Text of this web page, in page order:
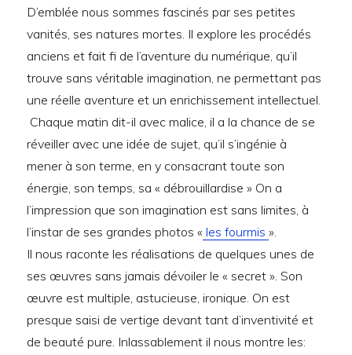
D’emblée nous sommes fascinés par ses petites
vanités, ses natures mortes. Il explore les procédés
anciens et fait fi de l’aventure du numérique, qu’il
trouve sans véritable imagination, ne permettant pas
une réelle aventure et un enrichissement intellectuel.
Chaque matin dit-il avec malice, il a la chance de se
réveiller avec une idée de sujet, qu’il s’ingénie à
mener à son terme, en y consacrant toute son
énergie, son temps, sa « débrouillardise » On a
l’impression que son imagination est sans limites, à
l’instar de ses grandes photos « les fourmis».
Il nous raconte les réalisations de quelques unes de
ses œuvres sans jamais dévoiler le « secret ». Son
œuvre est multiple, astucieuse, ironique. On est
presque saisi de vertige devant tant d’inventivité et
de beauté pure. Inlassablement il nous montre les: